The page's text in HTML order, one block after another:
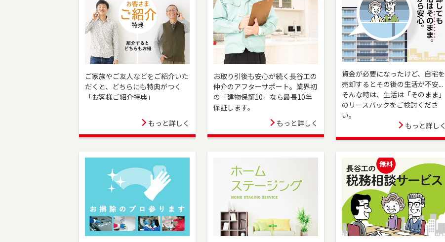
却、ご購入をご検討の方は、是非ご相談ください。フリーダイアル（0120-194-845）よりお気軽
にどうぞ！
2023-10-06
成増店を移転しました。板橋区（一部）・練馬区（一部）・和光市・志木市・新座市・ふじみ野
市・富士見市・川越市でお住まいのご売却、ご購入をご検討の方は、是非ご相談ください。フリー
ダイアル（0120-875-834）よりお気軽にどうぞ！
2023-06-02
蒲田店を移転しました。大田区でお住まいのご売却、ご購入をご検討の方は、是非ご相談くださ
い。フリーダイアル（0120-039-845）よりお気軽にどうぞ！
2023-06-01
駒沢店が移転のうえ、三軒茶屋店としてオープンしました。世田谷区、目黒区（一部）、狛江市の
お住まいのご売却、 ご購入をご検討の方は、是非ご相談ください。 フリーダイアル（0120-875-
845）よりお気軽にどうぞ！
板橋店が移転のうえ、池袋センターとしてオープンしました。豊島区・板橋区・文京区のお住まい
のご売却、 ご購入をご検討の方は、是非ご相談ください。 フリーダイアル（0120-875-101）より
白金高輪センターをオープンしました。港区・渋谷区・目黒区でお住まいのご売却、 ご購入をご検
討の方は、是非ご相談ください。 フリーダイアル（0120-875-170）よりお気軽にどうぞ！
2023-04-01
練馬店をオープンしました。練馬区、西東京市・東久留米市・清瀬市（一部）でお住まいのご売
却、 ご購入をご検討の方は、是非ご相談ください。 フリーダイアル（0120-228-875）よりお気軽
にどうぞ！
2023-04-01
上野センターをオープンしました。台東区全域、葛飾区・荒川区・千代田区・文京区（一部）でお
住まいのご売却、 ご購入をご検討の方は、是非ご相談ください。 フリーダイアル（0120-315-
ご家族やご友人などをご紹介いた
だくと、どちらにも特典がつく
「お客様ご紹介特典」
もっと詳しく
お取り引後も安心が続く長谷工の
仲介のアフターサポート。業界初
の「建物保証10」なら最長10年
保証します。
もっと詳しく
資金が必要になったけど、自宅を
売却するとその後の生活が不安...
そんな時は、生活は「そのまま」
のリースバックをご検討くださ
い。
もっと詳しく